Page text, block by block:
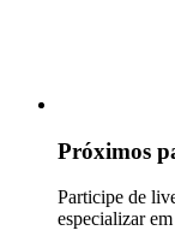
Próximos
Participe de
especializar